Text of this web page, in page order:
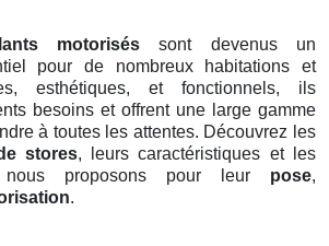
motorisés sont devenus un
pour de nombreux habitations et
esthétiques, et fonctionnels, ils
besoins et offrent une large gamme
à toutes les attentes. Découvrez les
stores, leurs caractéristiques et les
nous proposons pour leur pose,
.